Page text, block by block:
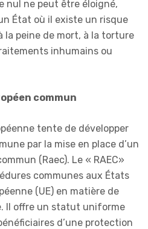
nul ne peut être éloigné,
État où il existe un risque
la peine de mort, à la torture
inhumains ou
commun
tente de développer
par la mise en place d’un
(Raec). Le « RAEC»
communes aux États
(UE) en matière de
Il offre un statut uniforme
d’une protection